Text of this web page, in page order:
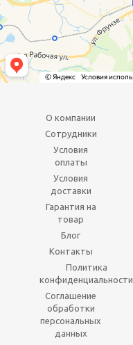
О компании
Сотрудники
Условия
оплаты
Условия
доставки
Гарантия на
товар
Блог
Контакты
Политика
конфиденциальности
Соглашение
обработки
персональных
данных